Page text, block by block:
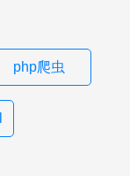
php爬虫